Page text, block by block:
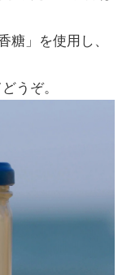
」を使用し、
うぞ。